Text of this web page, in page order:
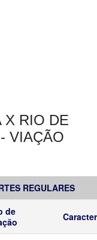
X RIO DE
VIAÇÃO
REGULARES
de